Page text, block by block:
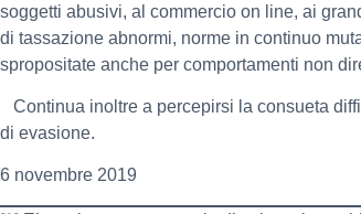
soggetti abusivi, al commercio on line, ai
di tassazione abnormi, norme in continuo
spropositate anche per comportamenti non
Continua inoltre a percepirsi la consueta
di evasione.
6 novembre 2019